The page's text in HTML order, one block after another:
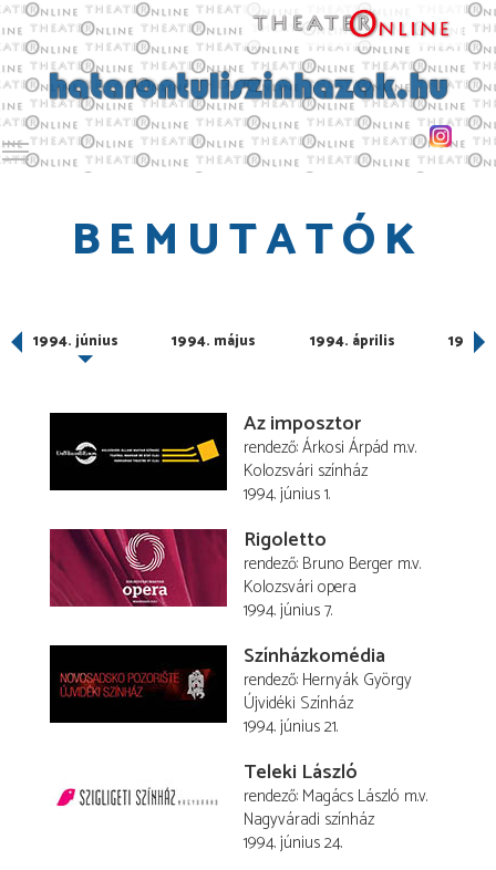
Toggle main menu visibility
BEMUTATÓK
1994. június 1994. május 1994. április 1994.
Az imposztor
rendező Árkosi Árpád m.v.
Kolozsvári színház
1994. június 1.
Rigoletto
rendező Bruno Berger m.v.
Kolozsvári opera
1994. június 7.
Színházkomédia
rendező Hernyák György
Újvidéki Színház
1994. június 21.
Teleki László
rendező Magács László m.v.
Nagyváradi színház
1994. június 24.